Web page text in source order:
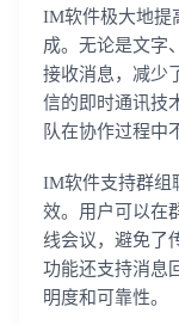
IM软件极大地提
成。无论是文字
接收消息，减少
信的即时通讯技
队在协作过程中
IM软件支持群组
效。用户可以在
线会议，避免了
功能还支持消息
明度和可靠性。